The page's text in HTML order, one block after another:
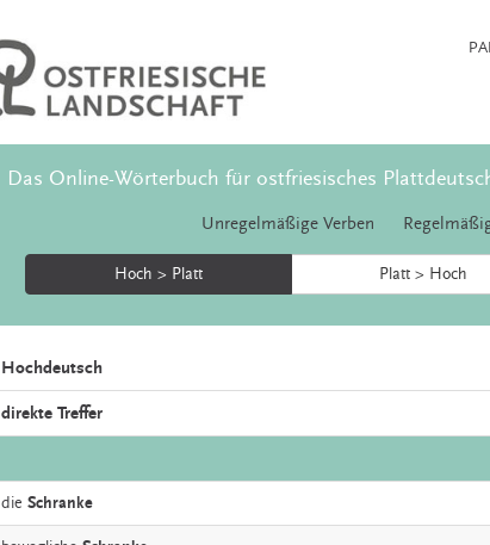
Das Online-Wörterbuch für ostfriesisches
Unregelmäßige Verben
Hoch > Platt Platt > Hoch
Hochdeutsch
direkte Treffer
die Schranke